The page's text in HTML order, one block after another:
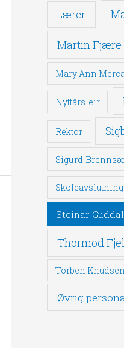
Lærer
Martin Fjære
Mary Ann
Nyttårsleir
Rektor
Sigurd
Skoleavslutning
Steinar Guddal
Thormod
Torben Knudsen
Øvrig